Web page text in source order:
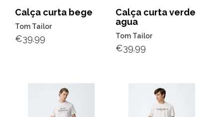
Calça curta bege
Tom Tailor
€39.99
Calça curta verde
agua
Tom Tailor
€39.99